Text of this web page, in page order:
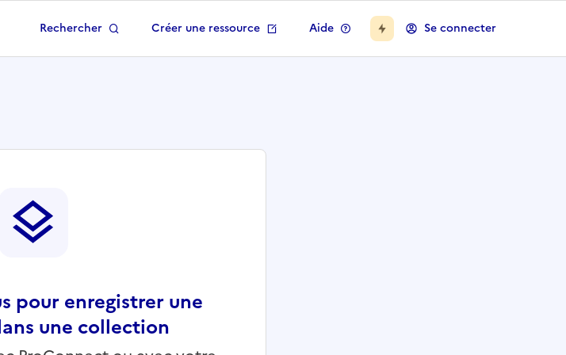
Rechercher Créer une ressource Aide Se connecter
pour enregistrer une
une collection